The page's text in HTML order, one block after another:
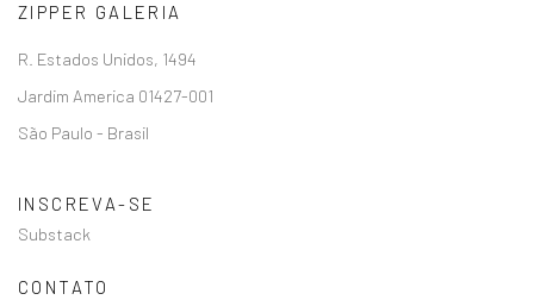
ZIPPER GALERIA
R. Estados Unidos, 1494
Jardim America 01427-001
São Paulo - Brasil
INSCREVA-SE
Substack
CONTATO